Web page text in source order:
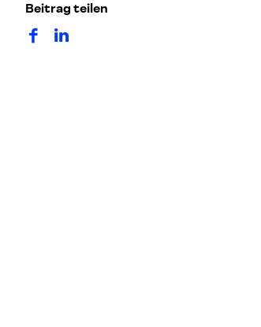
Beitrag teilen
auf Facebook teilen
auf LinkedIn teilen